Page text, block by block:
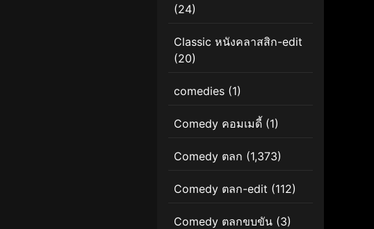
(24)
Classic หนังคลาสสิก-edit
(20)
comedies (1)
Comedy คอมเมดี้ (1)
Comedy ตลก (1,373)
Comedy ตลก-edit (112)
Comedy ตลกขบขัน (3)